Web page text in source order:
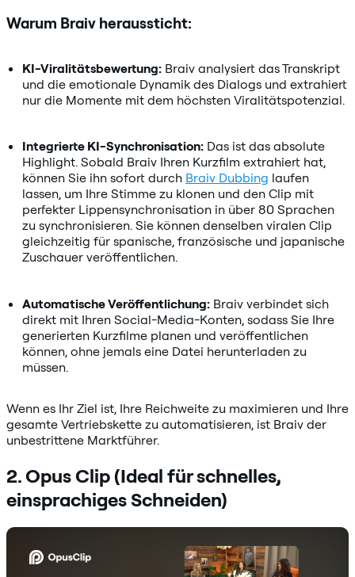
Warum Braiv heraussticht:
KI-Viralitätsbewertung: Braiv analysiert das Transkript
und die emotionale Dynamik des Dialogs und extrahiert
nur die Momente mit dem höchsten Viralitätspotenzial.
Integrierte KI-Synchronisation: Das ist das absolute
Highlight. Sobald Braiv Ihren Kurzfilm extrahiert hat,
können Sie ihn sofort durch Braiv Dubbing laufen
lassen, um Ihre Stimme zu klonen und den Clip mit
perfekter Lippensynchronisation in über 80 Sprachen
zu synchronisieren. Sie können denselben viralen Clip
gleichzeitig für spanische, französische und japanische
Zuschauer veröffentlichen.
Automatische Veröffentlichung: Braiv verbindet sich
direkt mit Ihren Social-Media-Konten, sodass Sie Ihre
generierten Kurzfilme planen und veröffentlichen
können, ohne jemals eine Datei herunterladen zu
müssen.
Wenn es Ihr Ziel ist, Ihre Reichweite zu maximieren und Ihre
gesamte Vertriebskette zu automatisieren, ist Braiv der
unbestrittene Marktführer.
2. Opus Clip (Ideal für schnelles,
einsprachiges Schneiden)